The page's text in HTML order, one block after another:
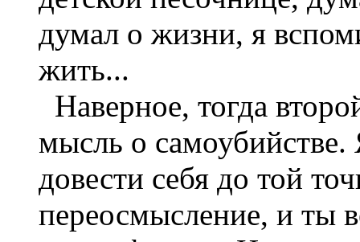
думал о жизни, я
жить...
Наверное, тогда
мысль о
довести себя до той
переосмысление, и ты